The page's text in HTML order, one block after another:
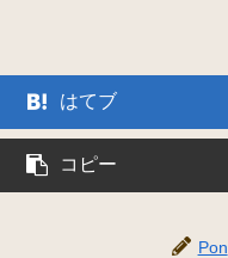
はてブ
コピー
Pon